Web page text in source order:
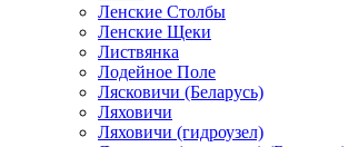
Ленские Столбы
Ленские Щеки
Листвянка
Лодейное Поле
Лясковичи (Беларусь)
Ляховичи
Ляховичи (гидроузел)